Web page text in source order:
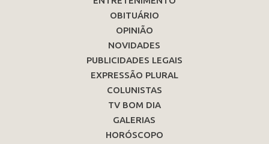
OBITUÁRIO
OPINIÃO
NOVIDADES
PUBLICIDADES LEGAIS
EXPRESSÃO PLURAL
COLUNISTAS
TV BOM DIA
GALERIAS
HORÓSCOPO